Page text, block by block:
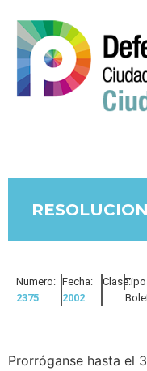
Numero:
2375
Fecha:
2002
Clase:
Prorróganse hasta el